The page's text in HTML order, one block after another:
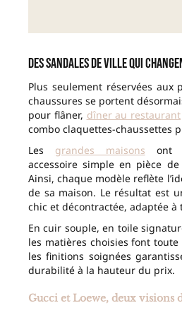
Des sandales de ville qui
Plus seulement réservées aux
chaussures se portent
pour flâner, dîner au restaurant
combo claquettes-chaussettes
Les grandes maisons ont
accessoire simple en pièce
Ainsi, chaque modèle reflète
de sa maison. Le résultat est
chic et décontractée, adaptée à
En cuir souple, en toile
les matières choisies font
les finitions soignées
durabilité à la hauteur du prix.
Gucci et Loewe, deux visions